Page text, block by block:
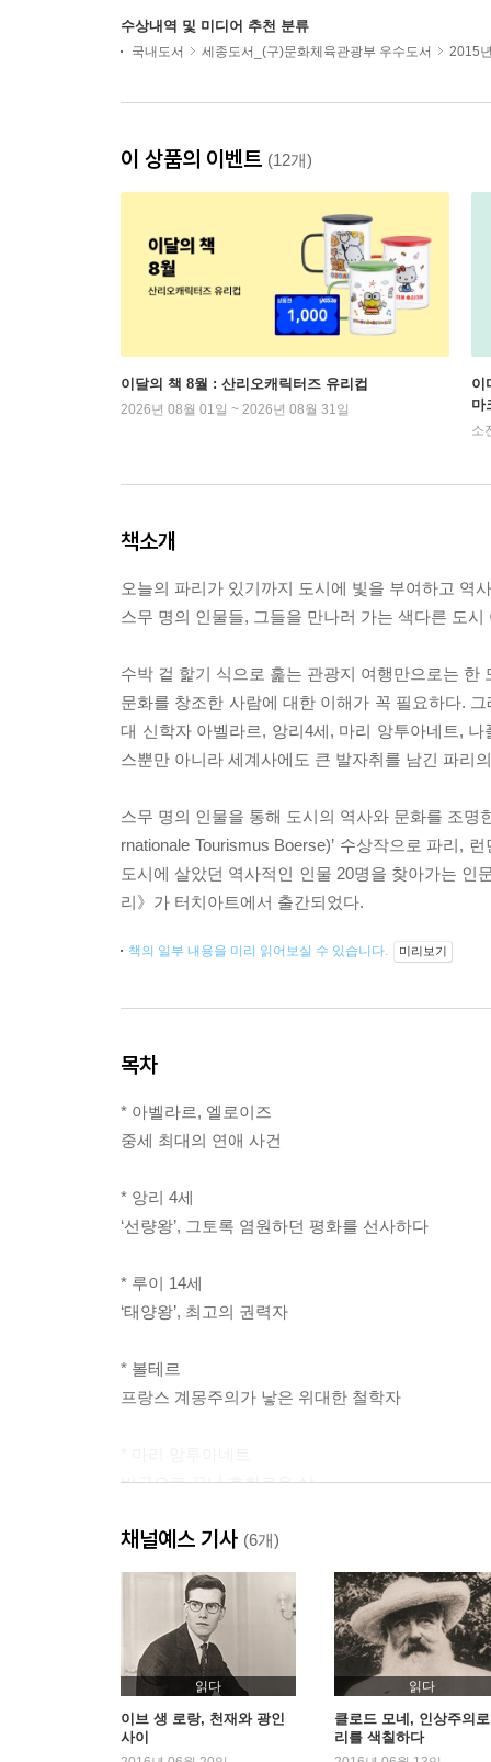
수상내역 및 미디어 추천 분류
국내도서 세종도서_(구)문화체육관광부 우수도서 2015
이 상품의 이벤트 (12개)
이달의 책 8월 : 산리오캐릭터즈 유리컵
2026년 08월 01일 ~ 2026년 08월 31일
이
마
소
책소개
오늘의 파리가 있기까지 도시에 빛을 부여하고 역
스무 명의 인물들, 그들을 만나러 가는 색다른 도시
수박 겉 핥기 식으로 훑는 관광지 여행만으로는
문화를 창조한 사람에 대한 이해가 꼭 필요하다.
대 신학자 아벨라르, 앙리4세, 마리 앙투아네트,
스뿐만 아니라 세계사에도 큰 발자취를 남긴 파리
스무 명의 인물을 통해 도시의 역사와 문화를 조명
rnationale Tourismus Boerse)’ 수상작으로 파리,
도시에 살았던 역사적인 인물 20명을 찾아가는
리》가 터치아트에서 출간되었다.
책의 일부 내용을 미리 읽어보실 수 있습니다. 미리보기
목차
* 아벨라르, 엘로이즈
중세 최대의 연애 사건
* 앙리 4세
‘선량왕’, 그토록 염원하던 평화를 선사하다
* 루이 14세
‘태양왕’, 최고의 권력자
* 볼테르
프랑스 계몽주의가 낳은 위대한 철학자
비극으로 끝난 호화로운 삶
* 나폴레옹
스스로 왕좌에 앉은 황제, 유럽을 정복하다
* 오노레 드 발자크
19세기 파리의 지치지 않는 기록자
* 빅토르 위고
에스메랄다와 카지모도의 창조자
채널예스 기사 (6개)
읽다
이브 생 로랑, 천재와 광인
사이
읽다
클로드 모네, 인상주의
리를 색칠하다